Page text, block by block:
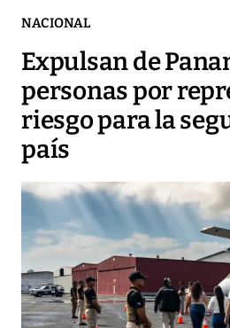
NACIONAL
Expulsan de
personas por
riesgo para la
país